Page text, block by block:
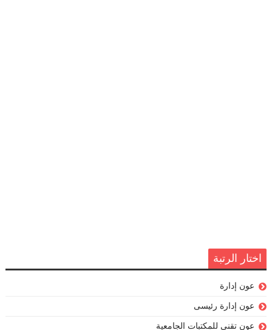
اختار الرتبة
عون إدارة
عون إدارة رئيسى
عون تقني للمكتبات الجامعية